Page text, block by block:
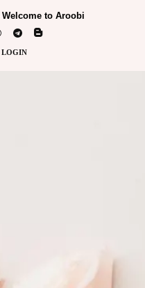
Welcome to Aroobi
LOGIN